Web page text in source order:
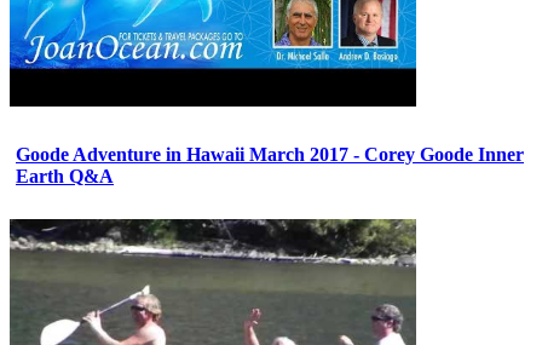
Goode Adventure in Hawaii March 2017 - Corey Goode Inner
Earth Q&A